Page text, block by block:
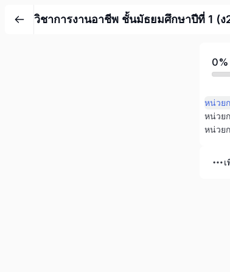
วิชาการงานอาชีพ ชั้นมัธยมศึกษาปีที่ 1 (ง
0%
หน่วย
หน่วย
หน่วย